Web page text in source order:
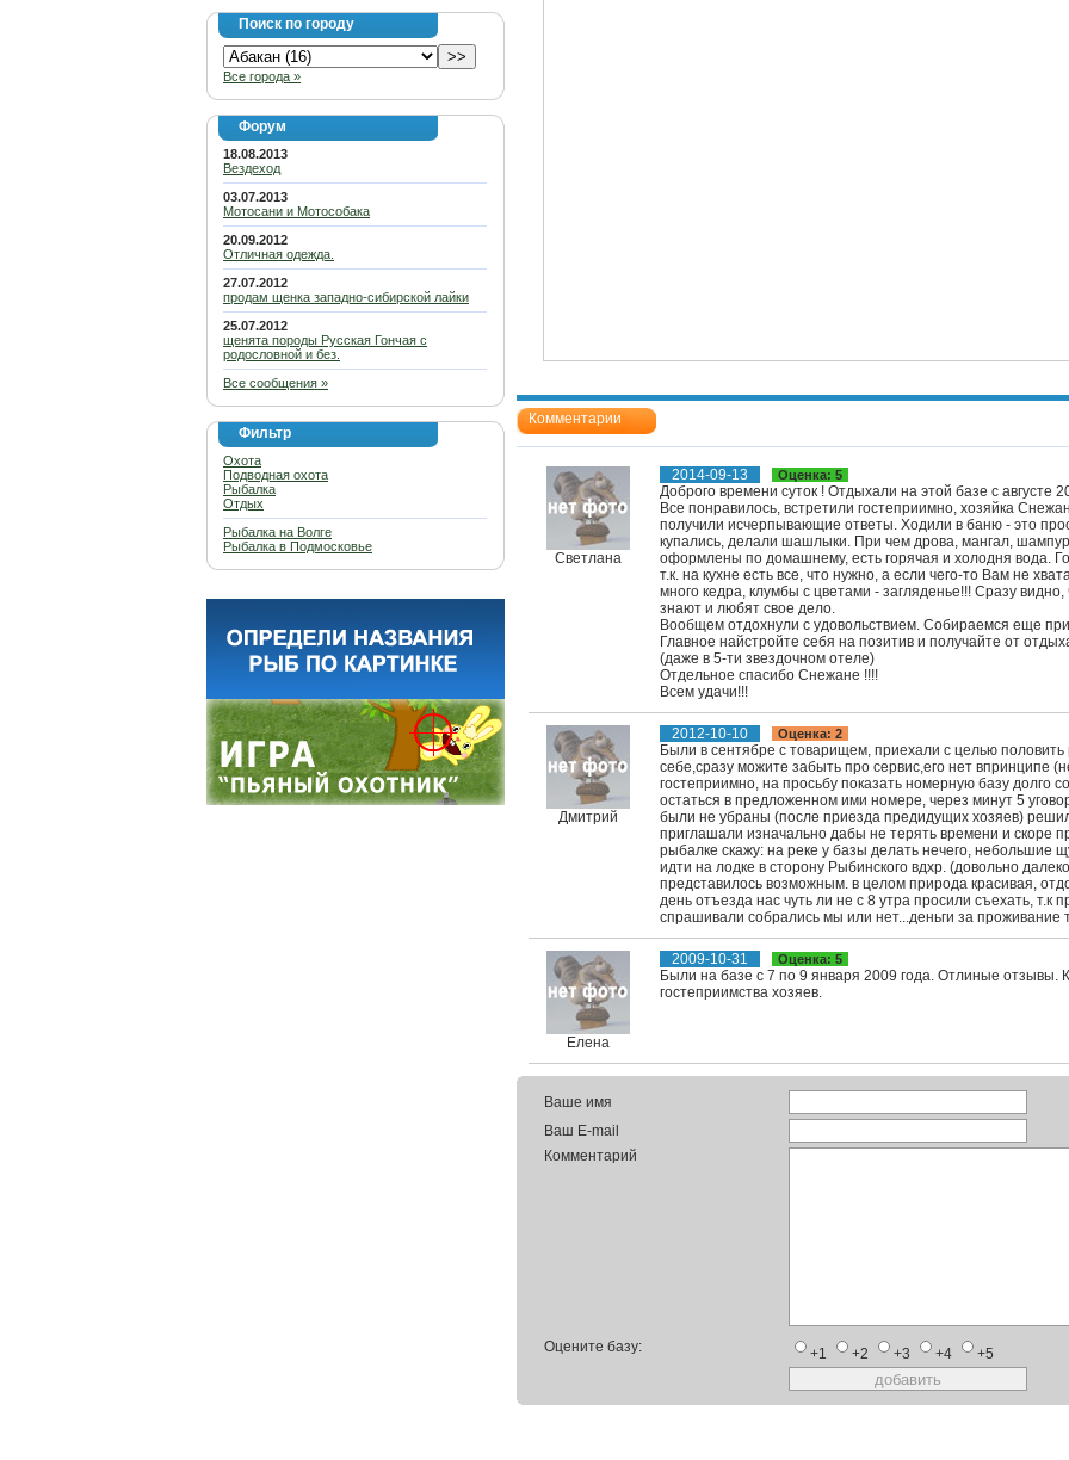
Поиск по городу
Все города »
Форум
18.08.2013
Вездеход
03.07.2013
Мотосани и Мотособака
20.09.2012
Отличная одежда.
27.07.2012
продам щенка западно-сибирской лайки
25.07.2012
щенята породы Русская Гончая с
родословной и без.
Все сообщения »
Фильтр
Охота
Подводная охота
Рыбалка
Отдых
Рыбалка на Волге
Рыбалка в Подмосковье
Комментарии
Светлана
2014-09-13 Оценка: 5
Доброго времени суток ! Отдыхали на этой базе с августе
Все понравилось, встретили гостеприимно, хозяйка
получили исчерпывающие ответы. Ходили в баню - это
купались, делали шашлыки. При чем дрова, мангал,
оформлены по домашнему, есть горячая и холодня вода.
т.к. на кухне есть все, что нужно, а если чего-то Вам не
много кедра, клумбы с цветами - загляденье!!! Сразу
знают и любят свое дело.
Вообщем отдохнули с удовольствием. Собираемся еще
Главное найстройте себя на позитив и получайте от
(даже в 5-ти звездочном отеле)
Отдельное спасибо Снежане !!!!
Всем удачи!!!
Дмитрий
2012-10-10 Оценка: 2
Были в сентябре с товарищем, приехали с целью половить
себе,сразу можите забыть про сервис,его нет впринципе
гостеприимно, на просьбу показать номерную базу долго
остаться в предложенном ими номере, через минут 5
были не убраны (после приезда предидущих хозяев)
приглашали изначально дабы не терять времени и скоре
рыбалке скажу: на реке у базы делать нечего, небольшие
идти на лодке в сторону Рыбинского вдхр. (довольно
представилось возможным. в целом природа красивая,
день отъезда нас чуть ли не с 8 утра просили съехать, т.к
спрашивали собрались мы или нет...деньги за проживание
Елена
2009-10-31 Оценка: 5
Были на базе с 7 по 9 января 2009 года. Отлиные отзывы.
гостеприимства хозяев.
Ваше имя
Ваш E-mail
Комментарий
Оцените базу: +1 +2 +3 +4 +5